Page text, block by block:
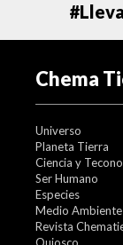
Chema
Universo
Planeta Tierra
Ciencia y
Ser Humano
Especies
Medio Ambiente
Revista